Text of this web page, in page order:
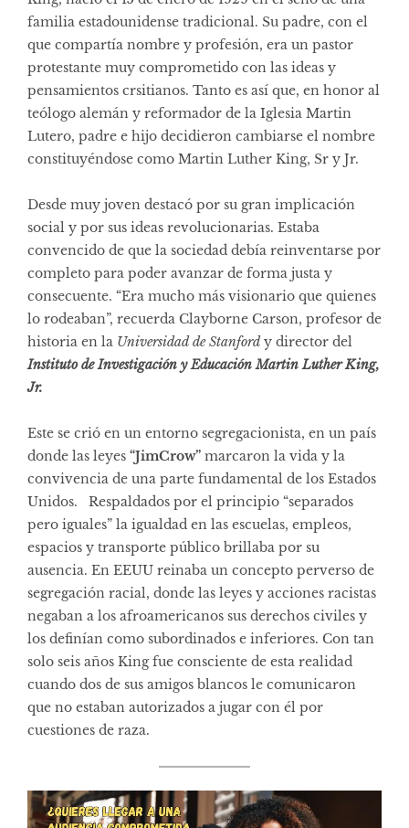
familia estadounidense tradicional. Su padre, con el
que compartía nombre y profesión, era un pastor
protestante muy comprometido con las ideas y
pensamientos crsitianos. Tanto es así que, en honor al
teólogo alemán y reformador de la Iglesia Martin
Lutero, padre e hijo decidieron cambiarse el nombre
constituyéndose como Martin Luther King, Sr y Jr.
Desde muy joven destacó por su gran implicación
social y por sus ideas revolucionarias. Estaba
convencido de que la sociedad debía reinventarse por
completo para poder avanzar de forma justa y
consecuente. “Era mucho más visionario que quienes
lo rodeaban”, recuerda Clayborne Carson, profesor de
historia en la Universidad de Stanfordy director del
Instituto de Investigación y Educación Martin Luther King,
Jr.
Este se crió en un entorno segregacionista, en un país
donde las leyes “JimCrow” marcaron la vida y la
convivencia de una parte fundamental de los Estados
Unidos. Respaldados por el principio “separados
pero iguales” la igualdad en las escuelas, empleos,
espacios y transporte público brillaba por su
ausencia. En EEUU reinaba un concepto perverso de
segregación racial, donde las leyes y acciones racistas
negaban a los afroamericanos sus derechos civiles y
los definían como subordinados e inferiores. Con tan
solo seis años King fue consciente de esta realidad
cuando dos de sus amigos blancos le comunicaron
que no estaban autorizados a jugar con él por
cuestiones de raza.